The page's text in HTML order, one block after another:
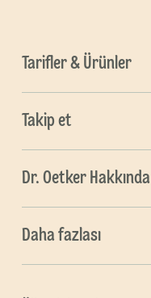
Tarifler & Ürünler
Takip et
Dr. Oetker Hakkında
Daha fazlası